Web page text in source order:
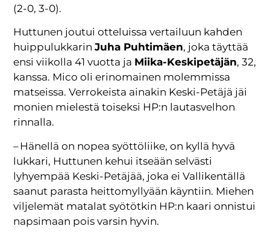
(2-0, 3-0).
Huttunen joutui otteluissa vertailuun kahden
huippulukkarinJuha Puhtimäen, joka täyttää
ensi viikolla 41 vuotta ja Miika-Keskipetäjän, 32,
kanssa. Mico oli erinomainen molemmissa
matseissa. Verrokeista ainakin Keski-Petäjä jäi
monien mielestä toiseksi HP:n lautasvelhon
rinnalla.
– Hänellä on nopea syöttöliike, on kyllä hyvä
lukkari, Huttunen kehui itseään selvästi
lyhyempää Keski-Petäjää, joka ei Vallikentällä
saanut parasta heittomyllyään käyntiin. Miehen
viljelemät matalat syötötkin HP:n kaari onnistui
napsimaan pois varsin hyvin.